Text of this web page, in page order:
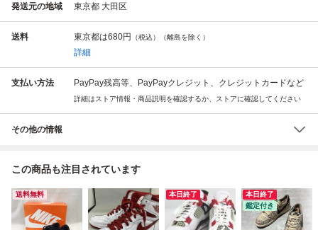
発送元の地域 東京都 大田区
送料 東京都は680円 （税込）（離島を除く）
詳細
支払い方法 PayPay残高等、PayPayクレジット、クレジットカードなど
詳細はストア情報・商品説明を確認するか、ストアに確認してください
その他の情報
この商品も注目されています
送料無料 本日終了
本日終了
鑑定付き